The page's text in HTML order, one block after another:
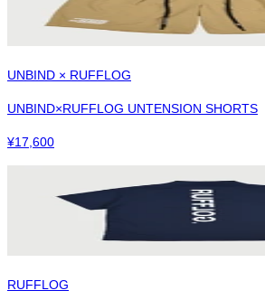
UNBIND × RUFFLOG
UNBIND×RUFFLOG UNTENSION SHORTS
¥17,600
RUFFLOG